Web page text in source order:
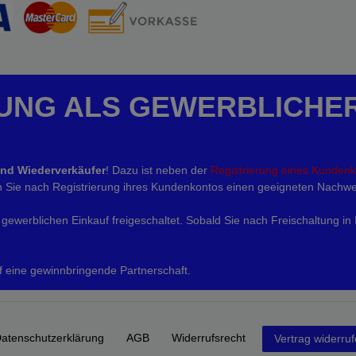
ALS
Wiederverkäufer! Dazu ist neben der Registrierung eines
nach Registrierung ihres Kundenkontos einen geeigneten
Einkauf freigeschaltet. Sobald Sie nach Freischaltung
gewinnbringende Partnerschaft.
AGB Widerrufs­recht Vertrag